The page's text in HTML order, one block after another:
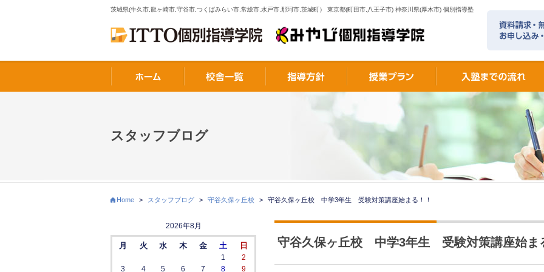
茨城県(牛久市,龍ヶ崎市,守谷市,つくばみらい市,常総市,水戸市,那珂市,茨城町） 東京都(町田市,八王子市) 神奈川県(厚木市) 個別指導塾
スタッフブログ
Home > スタッフブログ > 守谷久保ヶ丘校 > 守谷久保ヶ丘校 中学3年生 受験対策講座始まる！！
守谷久保ヶ丘校 中学3年生 受験対策講座始ま
2026年8月
月 火 水 木 金 土 日
1
2
3
4 5 6 7 8 9